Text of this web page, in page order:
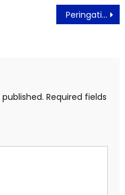
Peringati Hari Pelanggan Nasional BRI Sudirman 1 Komitmen Berikan Pelayanan Terbaik
Required fields